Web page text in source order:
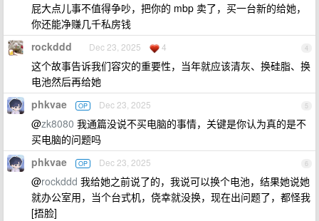
屁大点儿事不值得争吵，把你的 mbp 卖了，买一台新的给她，
你还能净赚几千私房钱
4
rockddd Dec 23, 2025 4
这个故事告诉我们容灾的重要性，当年就应该清灰、换硅脂、换
电池然后再给她
5
phkvae OP Dec 23, 2025
@zk8080 我通篇没说不买电脑的事情，关键是你认为真的是不
买电脑的问题吗
6
phkvae OP Dec 23, 2025
@rockddd 我给她之前说了的，我说可以换个电池，结果她说她
就办公室用，当个台式机，侥幸就没换，现在出问题了，都怪我
[捂脸]